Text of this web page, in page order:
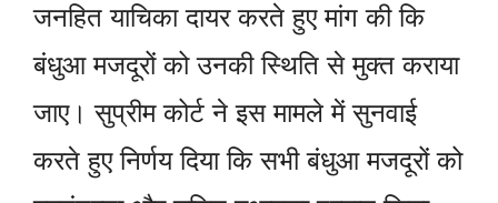
जनहित याचिका दायर करते हुए मांग की कि
बंधुआ मजदूरों को उनकी स्थिति से मुक्त कराया
जाए। सुप्रीम कोर्ट ने इस मामले में सुनवाई
करते हुए निर्णय दिया कि सभी बंधुआ मजदूरों को